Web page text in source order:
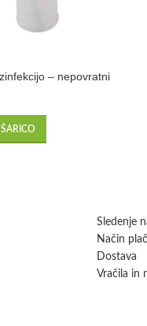
– nepovratni
Sledenje
Način
Dostava
Vračila in